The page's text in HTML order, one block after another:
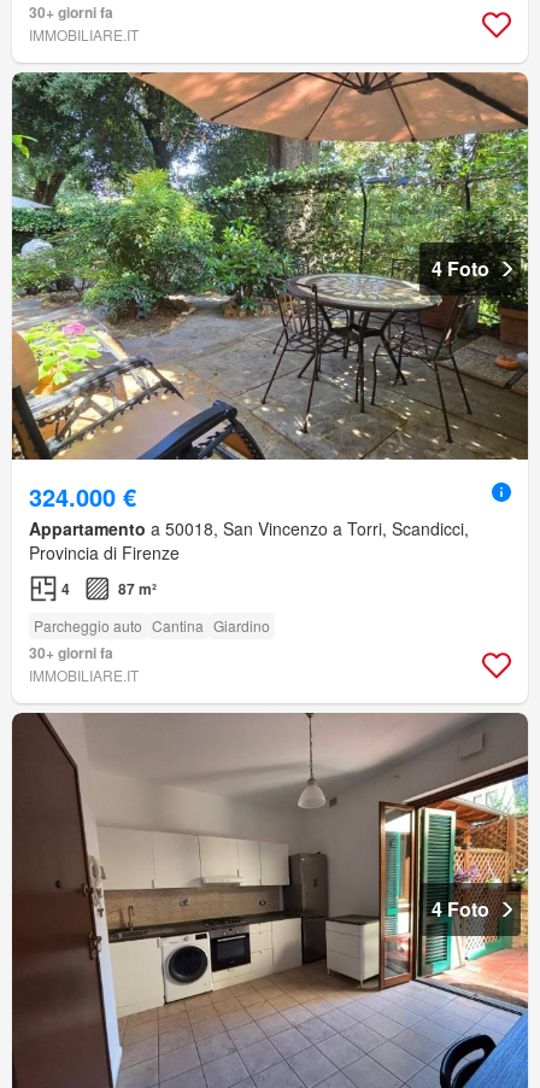
30+ giorni fa
IMMOBILIARE.IT
4 Foto
324.000 €
Appartamento a 50018, San Vincenzo a Torri, Scandicci,
Provincia di Firenze
4 87 m²
Parcheggio auto Cantina Giardino
30+ giorni fa
IMMOBILIARE.IT
4 Foto